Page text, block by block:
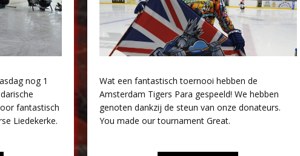
nog 1
fantastisch
Liedekerke.
Wat een fantastisch toernooi hebben de
Amsterdam Tigers Para gespeeld! We hebben
genoten dankzij de steun van onze donateurs.
You made our tournament Great.